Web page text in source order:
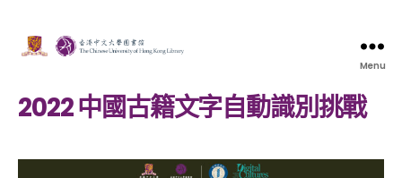
Menu
2022 中國古籍文字自動識別挑戰